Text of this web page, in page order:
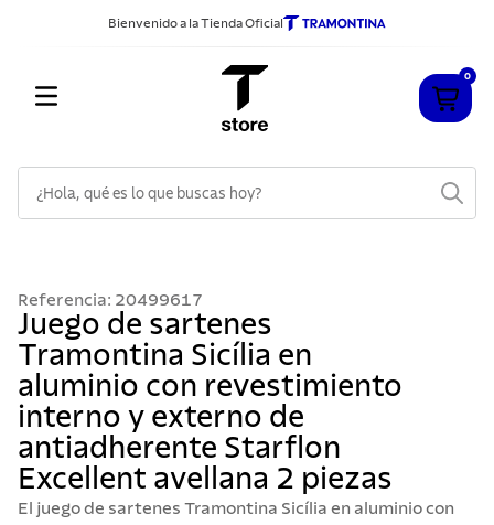
Bienvenido a la Tienda Oficial
0
Referencia: 20499617
Juego de sartenes
Tramontina Sicília en
aluminio con revestimiento
interno y externo de
antiadherente Starflon
Excellent avellana 2 piezas
El juego de sartenes Tramontina Sicília en aluminio con
2 .
sarten
3.
cubiertos
4.
ollas
5.
acero inoxidable
6.
grano
7.
442